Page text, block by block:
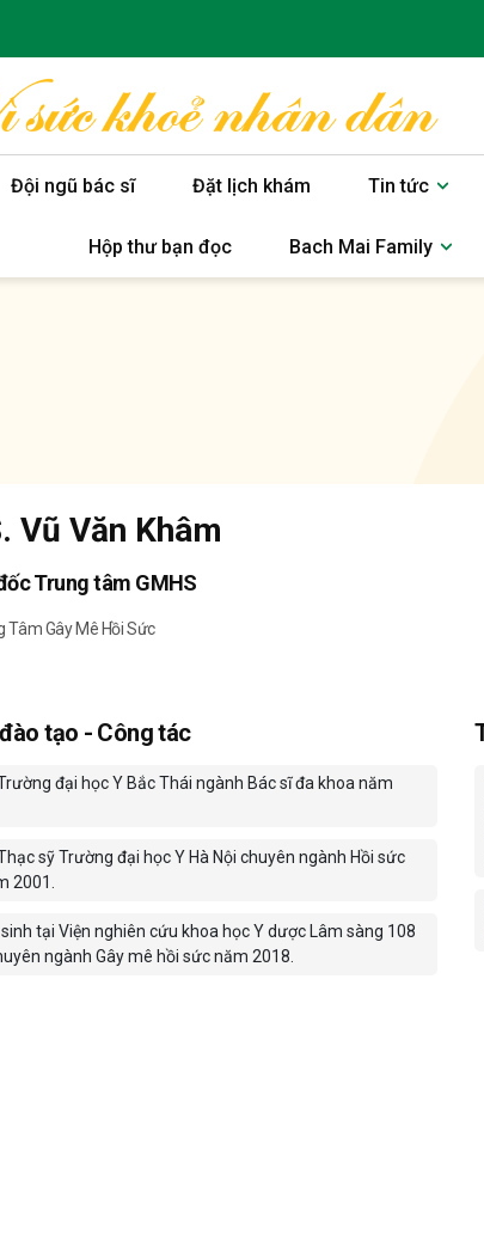
Đội ngũ bác sĩ Đặt lịch khám Tin tức
Hộp thư bạn đọc Bach Mai Family
Vũ Văn Khâm
Trung tâm GMHS
Tâm Gây Mê Hồi Sức
tạo - Công tác
đại học Y Bắc Thái ngành Bác sĩ đa khoa năm
sỹ Trường đại học Y Hà Nội chuyên ngành Hồi sức
2001.
tại Viện nghiên cứu khoa học Y dược Lâm sàng 108
ngành Gây mê hồi sức năm 2018.